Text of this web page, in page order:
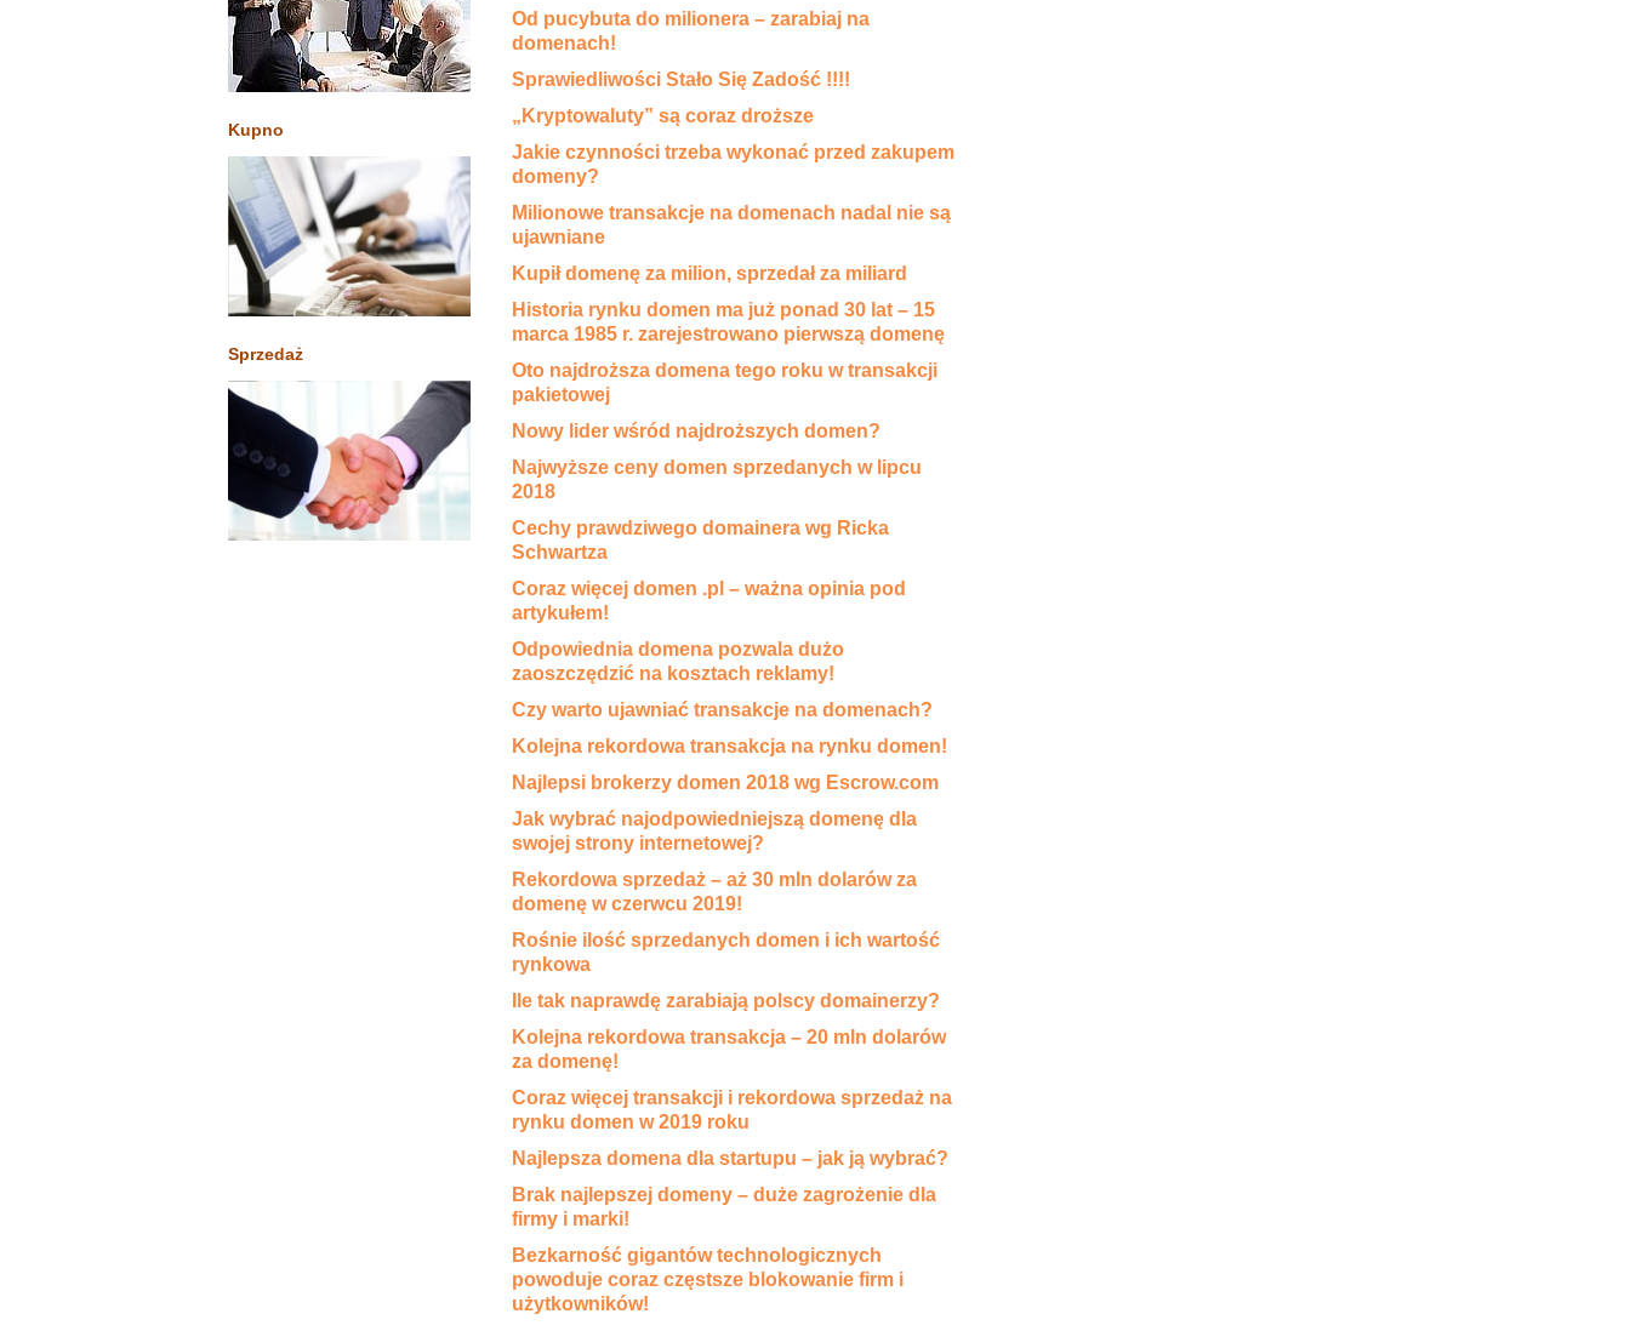
Kupno
Sprzedaż
Od pucybuta do milionera – zarabiaj na
domenach!
Sprawiedliwości Stało Się Zadość !!!!
„Kryptowaluty” są coraz droższe
Jakie czynności trzeba wykonać przed zakupem
domeny?
Milionowe transakcje na domenach nadal nie są
ujawniane
Kupił domenę za milion, sprzedał za miliard
Historia rynku domen ma już ponad 30 lat – 15
marca 1985 r. zarejestrowano pierwszą domenę
Oto najdroższa domena tego roku w transakcji
pakietowej
Nowy lider wśród najdroższych domen?
Najwyższe ceny domen sprzedanych w lipcu
2018
Cechy prawdziwego domainera wg Ricka
Schwartza
Coraz więcej domen .pl – ważna opinia pod
artykułem!
Odpowiednia domena pozwala dużo
zaoszczędzić na kosztach reklamy!
Czy warto ujawniać transakcje na domenach?
Kolejna rekordowa transakcja na rynku domen!
Najlepsi brokerzy domen 2018 wg Escrow.com
Jak wybrać najodpowiedniejszą domenę dla
swojej strony internetowej?
Rekordowa sprzedaż – aż 30 mln dolarów za
domenę w czerwcu 2019!
Rośnie ilość sprzedanych domen i ich wartość
rynkowa
Ile tak naprawdę zarabiają polscy domainerzy?
Kolejna rekordowa transakcja – 20 mln dolarów
za domenę!
Coraz więcej transakcji i rekordowa sprzedaż na
rynku domen w 2019 roku
Najlepsza domena dla startupu – jak ją wybrać?
Brak najlepszej domeny – duże zagrożenie dla
firmy i marki!
Bezkarność gigantów technologicznych
powoduje coraz częstsze blokowanie firm i
użytkowników!